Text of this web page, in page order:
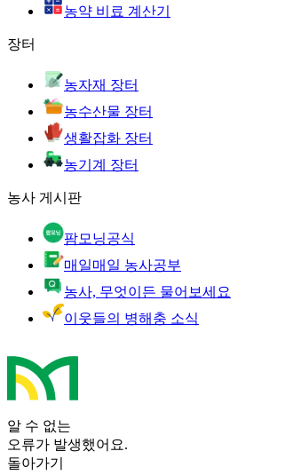
농약 비료 계산기
장터
농자재 장터
농수산물 장터
생활잡화 장터
농기계 장터
농사 게시판
팜모닝공식
매일매일 농사공부
농사, 무엇이든 물어보세요
이웃들의 병해충 소식
알 수 없는
오류가 발생했어요.
돌아가기